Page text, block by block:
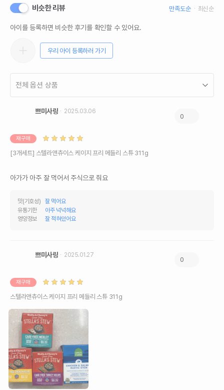
비슷한 리뷰 만족도순 최신순
아이를 등록하면 비슷한 후기를 확인할 수 있어요.
우리 아이 등록하러 가기
쁘미사랑 2025.03.06
재구매
[3개세트] 스텔라앤츄이스 케이지 프리 메들리 스튜 311g
아가가 아주 잘 먹어서 주식으로 줘요
맛(기호성)
잘 먹어요
유통기한
아주 넉넉해요
영양정보
잘 적혀있어요
0
쁘미사랑 2025.01.27
재구매
스텔라앤츄이스 케이지 프리 메들리 스튜 311g
0